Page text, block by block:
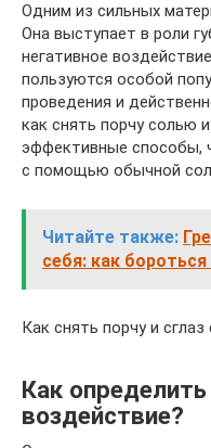
Одним из сильных
Она выступает в роли
негативное
пользуются особой
проведения и
как снять порчу солью
эффективные способы,
с помощью обычной
Читайте также:
себя: как
Как снять порчу и
Как
воздействие?